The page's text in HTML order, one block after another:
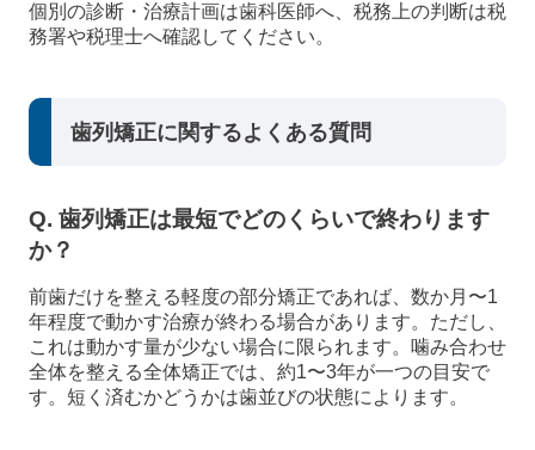
個別の診断・治療計画は歯科医師へ、税務上の判断は税
務署や税理士へ確認してください。
歯列矯正に関するよくある質問
Q. 歯列矯正は最短でどのくらいで終わります
か？
前歯だけを整える軽度の部分矯正であれば、数か月〜1
年程度で動かす治療が終わる場合があります。ただし、
これは動かす量が少ない場合に限られます。噛み合わせ
全体を整える全体矯正では、約1〜3年が一つの目安で
す。短く済むかどうかは歯並びの状態によります。